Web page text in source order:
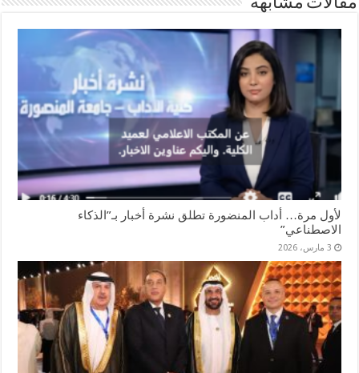
لأول مرة… أداب المنضورة تطلق نشرة أخبار بـ”الذكاء
الاصطناعي”
3 مارس، 2026